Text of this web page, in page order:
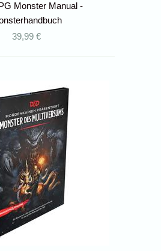
Monster Manual -
39,99 €